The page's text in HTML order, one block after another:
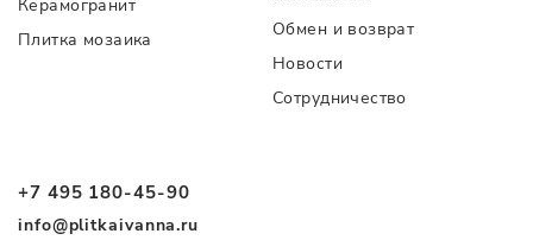
+7 495 180-45-90
info@plitkaivanna.ru
Керамогранит
Плитка мозаика
Обмен и возврат
Новости
Сотрудничество